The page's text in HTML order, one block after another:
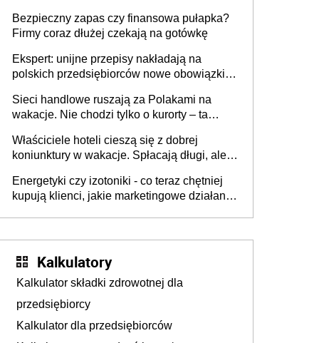
Bezpieczny zapas czy finansowa pułapka?
Firmy coraz dłużej czekają na gotówkę
Ekspert: unijne przepisy nakładają na
polskich przedsiębiorców nowe obowiązki w
Sieci handlowe ruszają za Polakami na
wakacje. Nie chodzi tylko o kurorty – ta
tam, gdzie wielu spędzi urlop po cichu
Właściciele hoteli cieszą się z dobrej
koniunktury w wakacje. Spłacają długi, ale
Energetyki czy izotoniki - co teraz chętniej
kupują klienci, jakie marketingowe działania
Kalkulatory
Kalkulator składki zdrowotnej dla
przedsiębiorcy
Kalkulator dla przedsiębiorców